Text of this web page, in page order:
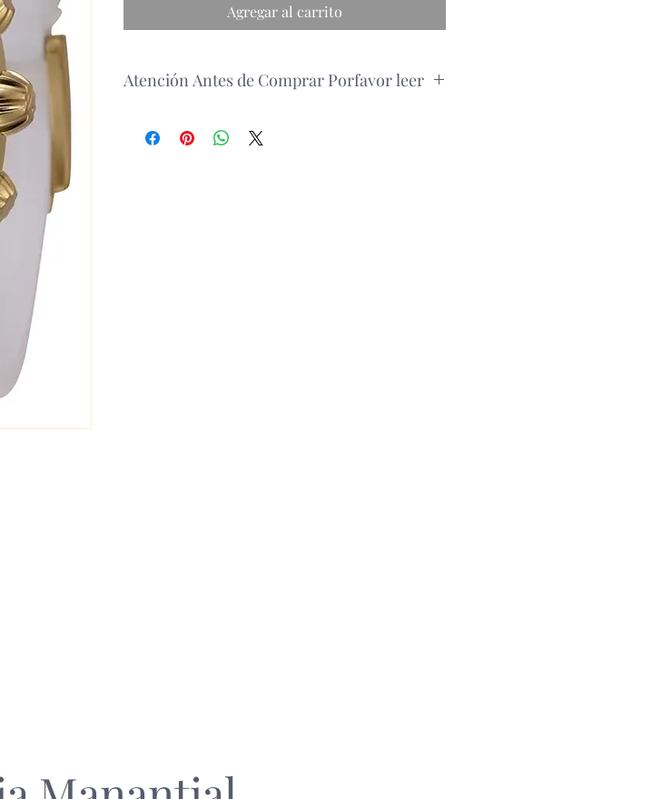
Agregar al carrito
Atención Antes de Comprar Porfavor leer
disponibilidad del producto via whatsapp